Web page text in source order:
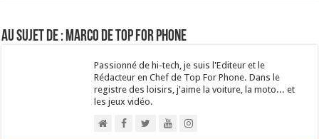
Au sujet de : Marco de Top For Phone
Passionné de hi-tech, je suis l'Editeur et le
Rédacteur en Chef de Top For Phone. Dans le
registre des loisirs, j'aime la voiture, la moto... et
les jeux vidéo.